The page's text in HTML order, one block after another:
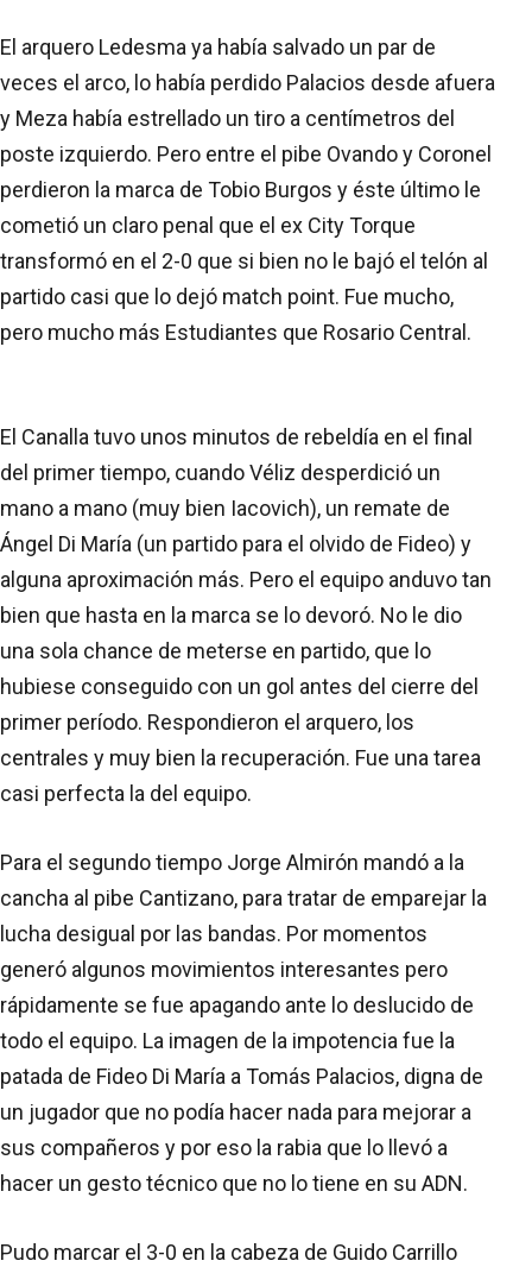
El arquero Ledesma ya había salvado un par de
veces el arco, lo había perdido Palacios desde afuera
y Meza había estrellado un tiro a centímetros del
poste izquierdo. Pero entre el pibe Ovando y Coronel
perdieron la marca de Tobio Burgos y éste último le
cometió un claro penal que el ex City Torque
transformó en el 2-0 que si bien no le bajó el telón al
partido casi que lo dejó match point. Fue mucho,
pero mucho más Estudiantes que Rosario Central.
El Canalla tuvo unos minutos de rebeldía en el final
del primer tiempo, cuando Véliz desperdició un
mano a mano (muy bien Iacovich), un remate de
Ángel Di María (un partido para el olvido de Fideo) y
alguna aproximación más. Pero el equipo anduvo tan
bien que hasta en la marca se lo devoró. No le dio
una sola chance de meterse en partido, que lo
hubiese conseguido con un gol antes del cierre del
primer período. Respondieron el arquero, los
centrales y muy bien la recuperación. Fue una tarea
casi perfecta la del equipo.
Para el segundo tiempo Jorge Almirón mandó a la
cancha al pibe Cantizano, para tratar de emparejar la
lucha desigual por las bandas. Por momentos
generó algunos movimientos interesantes pero
rápidamente se fue apagando ante lo deslucido de
todo el equipo. La imagen de la impotencia fue la
patada de Fideo Di María a Tomás Palacios, digna de
un jugador que no podía hacer nada para mejorar a
sus compañeros y por eso la rabia que lo llevó a
hacer un gesto técnico que no lo tiene en su ADN.
Pudo marcar el 3-0 en la cabeza de Guido Carrillo